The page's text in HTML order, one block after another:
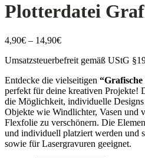
Plotterdatei
4,90€ – 14,90€Preisspanne:
bis
Umsatzsteuerbefreit gemäß UStG
Entdecke die vielseitigen
perfekt für deine kreativen Projekte!
die Möglichkeit, individuelle Designs
Objekte wie Windlichter, Vasen und
Flexfolie zu verschönern. Die
und individuell platziert werden und
sowie für Lasergravuren geeignet.